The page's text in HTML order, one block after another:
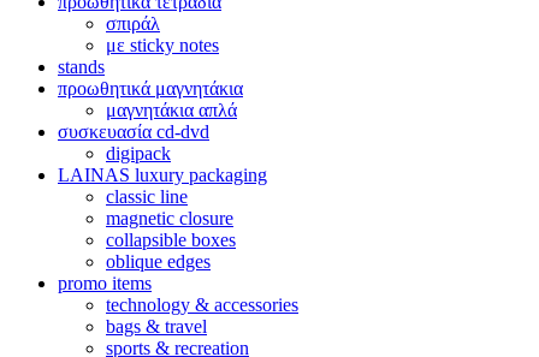
σπιράλ
με sticky notes
stands
προωθητικά μαγνητάκια
μαγνητάκια απλά
συσκευασία cd-dvd
digipack
LAINAS luxury packaging
classic line
magnetic closure
collapsible boxes
oblique edges
promo items
technology & accessories
bags & travel
sports & recreation